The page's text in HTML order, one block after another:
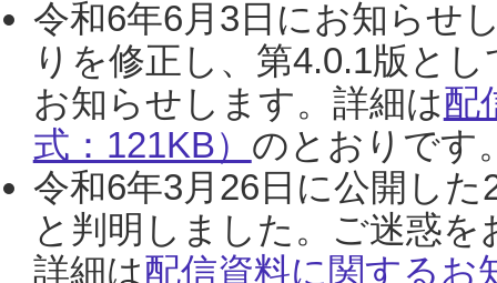
令和6年6月3日にお知らせ
りを修正し、第4.0.1版と
お知らせします。詳細は配
式：121KB） のとおりです
令和6年3月26日に公開し
と判明しました。ご迷惑
詳細は配信資料に関するお